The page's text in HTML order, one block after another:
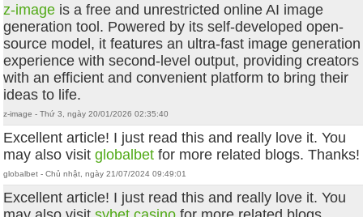
z-image is a free and unrestricted online AI image
generation tool. Powered by its self-developed open-
source model, it features an ultra-fast image generation
experience with second-level output, providing creators
with an efficient and convenient platform to bring their
ideas to life.
z-image - Thứ 3, ngày 20/01/2026 02:35:40
Excellent article! I just read this and really love it. You
may also visitglobalbet for more related blogs. Thanks!
globalbet - Chủ nhật, ngày 21/07/2024 09:49:01
Excellent article! I just read this and really love it. You